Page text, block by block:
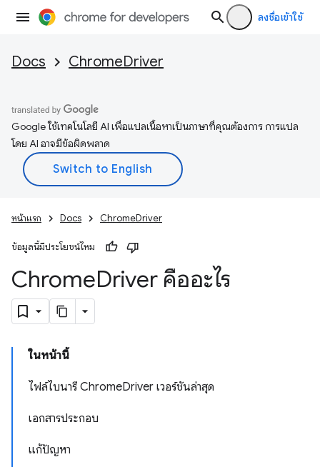
ลงชื่อเข้าใช้
Docs ChromeDriver
Google ใช้เทคโนโลยี AI เพื่อแปลเนื้อหาเป็นภาษาที่คุณต้องการ การแปล
โดย AI อาจมีข้อผิดพลาด
หน้าแรก Docs ChromeDriver
ข้อมูลนี้มีประโยชน์ไหม
ChromeDriver คืออะไร
ในหน้านี้
ไฟล์ไบนารี ChromeDriver เวอร์ชันล่าสุด
เอกสารประกอบ
แก้ปัญหา